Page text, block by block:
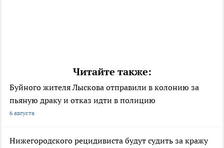
Читайте также:
Буйного жителя Лыскова отправили в колонию за
пьяную драку и отказ идти в полицию
6 августа
Нижегородского рецидивиста будут судить за кражу